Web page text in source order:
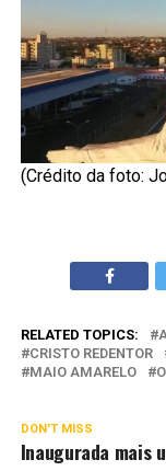
(Crédito da foto:
RELATED TOPICS:
CRISTO REDENTOR
MAIO AMARELO
DON'T MISS
Inaugurada mais